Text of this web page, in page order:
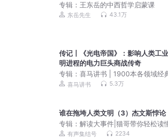
专辑： 王东岳的中西哲学启蒙课
东岳先生 43.1万
传记丨《光电帝国》：影响人类工
明进程的电力巨头商战传奇
专辑：喜马讲书 | 1900本各领域经
书及名著精讲 | 每天25分钟为你深度
喜马讲书 5.3万
谁在拖垮人类文明（3）杰文斯悖论
专辑：解读大事件|猫哥带你轻松读
事件背后的深层逻辑
有声集结号 2234